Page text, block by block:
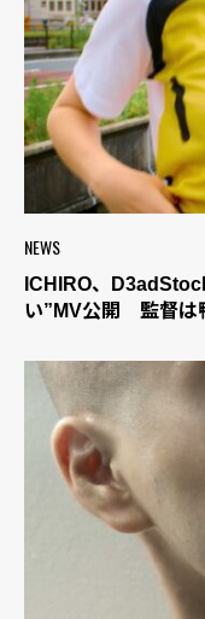
NEWS
ICHIRO、
い”MV公開 監督は